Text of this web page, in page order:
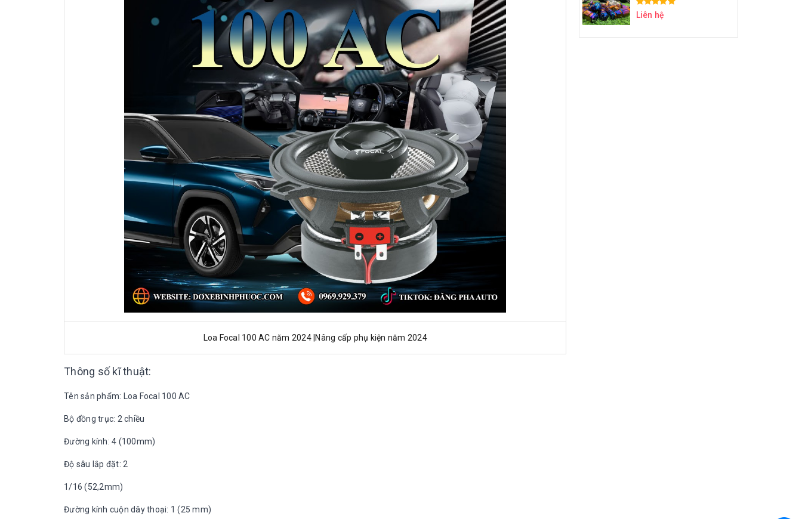
Loa Focal 100 AC năm 2024 |Nâng cấp phụ kiện năm 2024
Thông số kĩ thuật:
Tên sản phẩm: Loa Focal 100 AC
Bộ đồng trục: 2 chiều
Đường kính: 4 (100mm)
Độ sâu lắp đặt: 2
1/16 (52,2mm)
Đường kính cuộn dây thoại: 1 (25 mm)
Liên hệ